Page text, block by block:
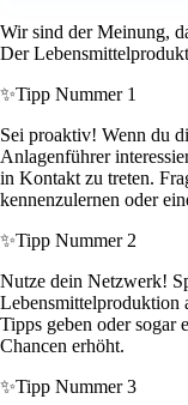
Wir sind der Meinung,
Der
✨Tipp Nummer 1
Sei proaktiv! Wenn du
Anlagenführer
in Kontakt zu treten.
kennenzulernen oder
✨Tipp Nummer 2
Nutze dein Netzwerk!
Lebensmittelproduktion
Tipps geben oder sogar
Chancen erhöht.
✨Tipp Nummer 3